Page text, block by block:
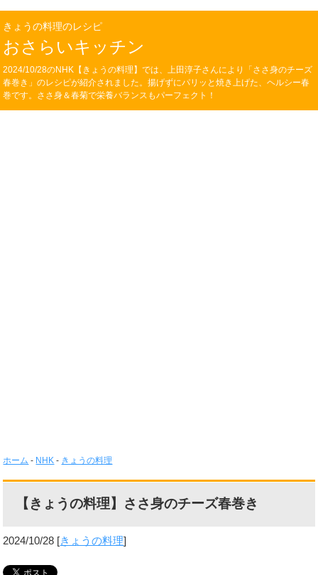
きょうの料理のレシピ
おさらいキッチン
2024/10/28のNHK【きょうの料理】では、上田淳子さんにより「ささ身のチーズ
春巻き」のレシピが紹介されました。揚げずにパリッと焼き上げた、ヘルシー春
巻です。ささ身＆春菊で栄養バランスもパーフェクト！
ホーム - NHK - きょうの料理
【きょうの料理】ささ身のチーズ春巻き
2024/10/28 [きょうの料理]